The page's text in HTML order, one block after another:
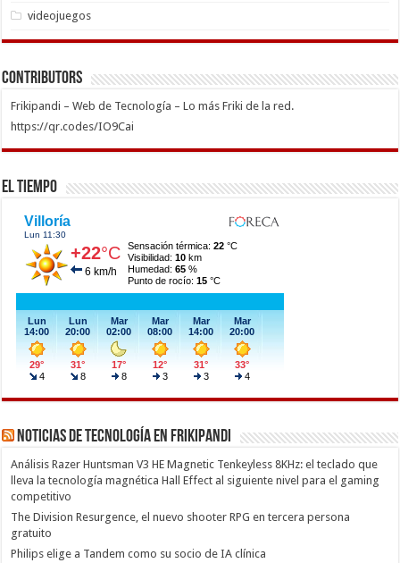
videojuegos
Contributors
Frikipandi – Web de Tecnología – Lo más Friki de la red.
https://qr.codes/IO9Cai
El Tiempo
Noticias de Tecnología en Frikipandi
Análisis Razer Huntsman V3 HE Magnetic Tenkeyless 8KHz: el teclado que
lleva la tecnología magnética Hall Effect al siguiente nivel para el gaming
competitivo
The Division Resurgence, el nuevo shooter RPG en tercera persona
gratuito
Philips elige a Tandem como su socio de IA clínica